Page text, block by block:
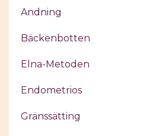
Andning
Bäckenbotten
Elna-Metoden
Endometrios
Gränssätting